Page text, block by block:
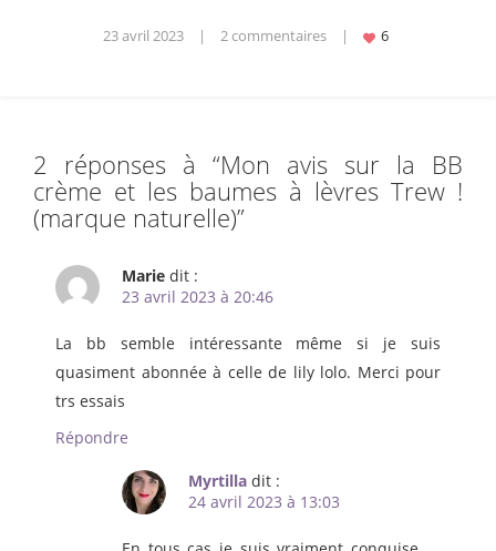
23 avril 2023 | 2 commentaires |
2 réponses à “Mon avis sur la BB
crème et les baumes à lèvres Trew !
(marque naturelle)”
Marie dit :
23 avril 2023 à 20:46
La bb semble intéressante même si je suis
quasiment abonnée à celle de lily lolo. Merci pour
trs essais
Répondre
Myrtilla dit :
24 avril 2023 à 13:03